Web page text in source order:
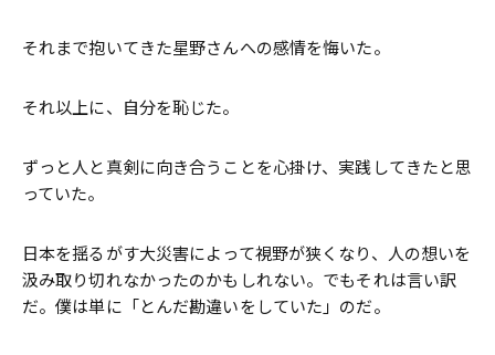
それまで抱いてきた星野さんへの感情を悔いた。
それ以上に、自分を恥じた。
ずっと人と真剣に向き合うことを心掛け、実践してきたと思
っていた。
日本を揺るがす大災害によって視野が狭くなり、人の想いを
汲み取り切れなかったのかもしれない。でもそれは言い訳
だ。僕は単に「とんだ勘違いをしていた」のだ。